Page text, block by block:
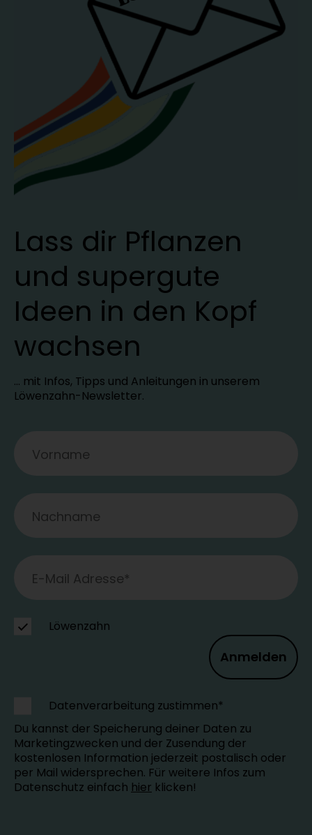
Lass dir Pflanzen
und supergute
Ideen in den Kopf
wachsen
… mit Infos, Tipps und Anleitungen in unserem
Löwenzahn-Newsletter.
Anmelden
Löwenzahn
Datenverarbeitung zustimmen*
Du kannst der Speicherung deiner Daten zu
Marketingzwecken und der Zusendung der
kostenlosen Information jederzeit postalisch oder
per Mail widersprechen. Für weitere Infos zum
Datenschutz einfach hier klicken!